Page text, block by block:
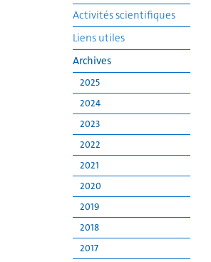
Activités scientifiques
Liens utiles
Archives
2025
2024
2023
2022
2021
2020
2019
2018
2017